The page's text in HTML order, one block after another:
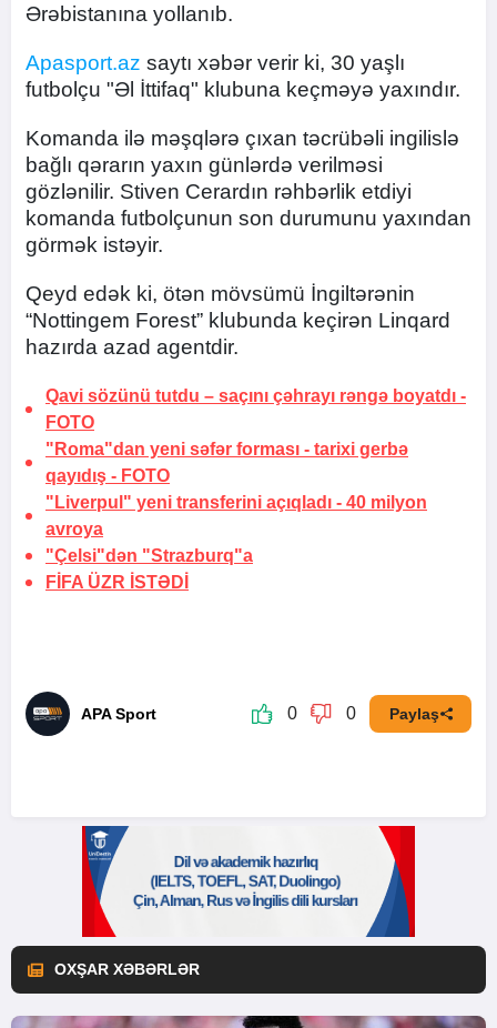
Ərəbistanına yollanıb.
Apasport.az saytı xəbər verir ki, 30 yaşlı
futbolçu "Əl İttifaq" klubuna keçməyə yaxındır.
Komanda ilə məşqlərə çıxan təcrübəli ingilislə
bağlı qərarın yaxın günlərdə verilməsi
gözlənilir. Stiven Cerardın rəhbərlik etdiyi
komanda futbolçunun son durumunu yaxından
görmək istəyir.
Qeyd edək ki, ötən mövsümü İngiltərənin
“Nottingem Forest” klubunda keçirən Linqard
hazırda azad agentdir.
Qavi sözünü tutdu – saçını çəhrayı rəngə boyatdı -
FOTO
"Roma"dan yeni səfər forması - tarixi gerbə
qayıdış - FOTO
"Liverpul" yeni transferini açıqladı - 40 milyon
avroya
"Çelsi"dən "Strazburq"a
FİFA ÜZR İSTƏDİ
APA Sport 0 0 Paylaş
OXŞAR XƏBƏRLƏR